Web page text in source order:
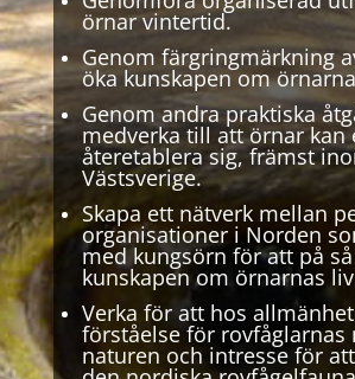
örnar vintertid.
Genom färgringmärkning
öka kunskapen om
Genom andra praktiska
medverka till att örnar kan
återetablera sig, främst
Västsverige.
Skapa ett nätverk mellan
organisationer i Norden
med kungsörn för att på
kunskapen om örnarnas
Verka för att hos
förståelse för rovfåglarnas
naturen och intresse för